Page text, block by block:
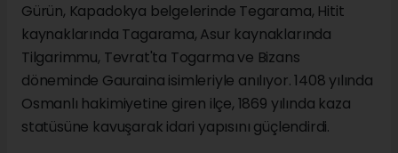
Gürün, Kapadokya belgelerinde Tegarama, Hitit
kaynaklarında Tagarama, Asur kaynaklarında
Tilgarimmu, Tevrat'ta Togarma ve Bizans
döneminde Gauraina isimleriyle anılıyor. 1408 yılında
Osmanlı hakimiyetine giren ilçe, 1869 yılında kaza
statüsüne kavuşarak idari yapısını güçlendirdi.